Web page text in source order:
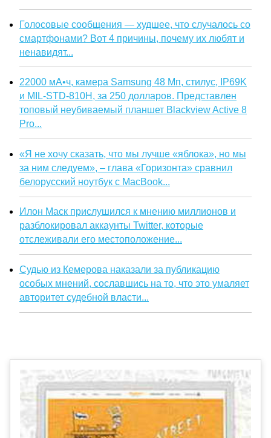
Голосовые сообщения — худшее, что случалось со
смартфонами? Вот 4 причины, почему их любят и
ненавидят...
22000 мА•ч, камера Samsung 48 Мп, стилус, IP69K
и MIL-STD-810H, за 250 долларов. Представлен
топовый неубиваемый планшет Blackview Active 8
Pro...
«Я не хочу сказать, что мы лучше «яблока», но мы
за ним следуем», – глава «Горизонта» сравнил
белорусский ноутбук с MacBook...
Илон Маск прислушился к мнению миллионов и
разблокировал аккаунты Twitter, которые
отслеживали его местоположение...
Судью из Кемерова наказали за публикацию
особых мнений, сославшись на то, что это умаляет
авторитет судебной власти...